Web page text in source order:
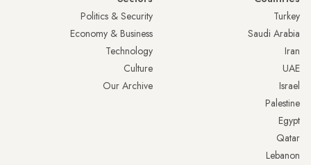
Turkey
Saudi Arabia
Iran
UAE
Israel
Palestine
Egypt
Qatar
Lebanon
Politics & Security
Economy & Business
Technology
Culture
Our Archive